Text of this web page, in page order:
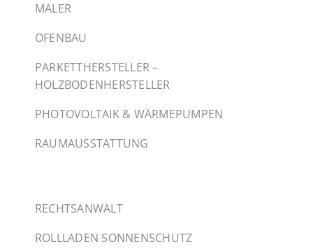
MALER
OFENBAU
PARKETTHERSTELLER –
HOLZBODENHERSTELLER
PHOTOVOLTAIK & WÄRMEPUMPEN
RAUMAUSSTATTUNG
RECHTSANWALT
ROLLLADEN SONNENSCHUTZ